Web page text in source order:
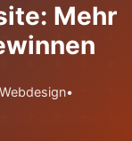
Mehr
Webdesign•